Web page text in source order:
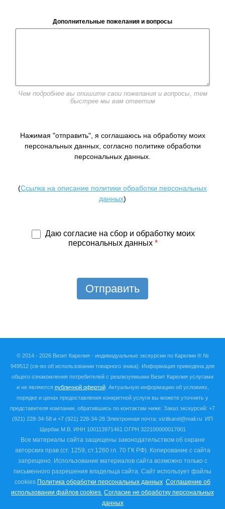
Дополнительные пожелания и вопросы
Чем подробнее вы опишите свои пожелания и вопросы, тем
быстрее мы вам ответим
Нажимая "отправить", я соглашаюсь на обработку моих
персональных данных, согласно политике обработки
персональных данных.
(Ссылка на описание политики обработки персональных
данных)
Даю согласие на сбор и обработку моих
персональных данных *
Отправить
© 2014 - 2026 Визит Карелия - индивидуальные экскурсии по Карелии ® №
949512 (св-во об использовании товарного знака). Информация приведена для
общего ознакомления потребителей с реализуемыми Визит Карелия услугами
и не являются публичной офертой. Актуальную информацию об условиях,
порядке и ценах предоставления конкретной услуги вы можете уточнить у
представителя компании, обратившись по контактам ниже: Заказ экскурсий: +7
(921) 228-34-58 и +7 (921) 228-34-28 Электронная почта: vizitkarel@mail.ru ИП
Щербак М.В. ИНН 100113971461 ОГРН 322100000017001
Все материалы сайта защищены законодательством об охране
авторских прав (ст. 1259, ст.1260 гл. 70 ГК РФ). Копирование с сайта
запрещено. Использование материалов сайта возможно только с
письменного разрешения владельца сайта. Сайт использует файлы
cookies Политика обработки персональных данных Соглашение об
использовании файлов cookies Согласие не обработку персональных
данных